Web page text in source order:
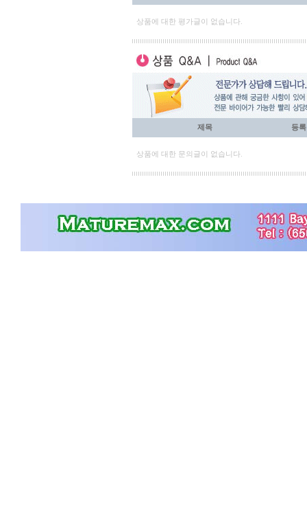
상품에 대한 평가글이 없습니다.
제목 등
상품에 대한 문의글이 없습니다.